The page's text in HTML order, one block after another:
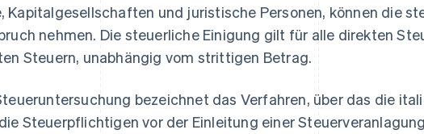
Kapitalgesellschaften und juristische Personen, können die
nehmen. Die steuerliche Einigung gilt für alle direkten
Steuern, unabhängig vom strittigen Betrag.
bezeichnet das Verfahren, über das die
Steuerpflichtigen vor der Einleitung einer